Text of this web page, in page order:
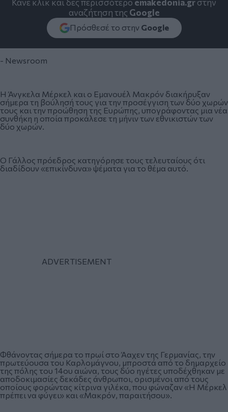
Κάνε κλικ και δες περισσότερο emakedonia.grστην
αναζήτηση της Google
Πρόσθεσέ το στην Google
- Newsroom
Η Άνγκελα Μέρκελ και ο Εμανουέλ Μακρόν διακήρυξαν
σήμερα τη βούλησή τους για την προσέγγιση των δύο χωρών
τους και την προώθηση της Ευρώπης, υπογράφοντας μια νέα
συνθήκη η οποία προκάλεσε τη μήνιν των εθνικιστών των
δύο χωρών.
Ο Γάλλος πρόεδρος κατηγόρησε τους τελευταίους ότι
διαδίδουν «επικίνδυνα» ψέματα για το θέμα αυτό.
Φθάνοντας σήμερα το πρωί στο Άαχεν της Γερμανίας, την
πρωτεύουσα του Καρλομάγνου, μπροστά από το δημαρχείο
της πόλης του 14ου αιώνα, τους δύο ηγέτες υποδέχθηκαν με
αποδοκιμασίες δεκάδες άνθρωποι, ορισμένοι από τους
οποίους φορώντας κίτρινα γιλέκα, που φώναζαν «Η Μέρκελ
πρέπει να φύγει» και «Μακρόν, παραιτήσου».